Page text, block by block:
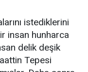
istediklerini
insan hunharca
delik deşik
Tepesi